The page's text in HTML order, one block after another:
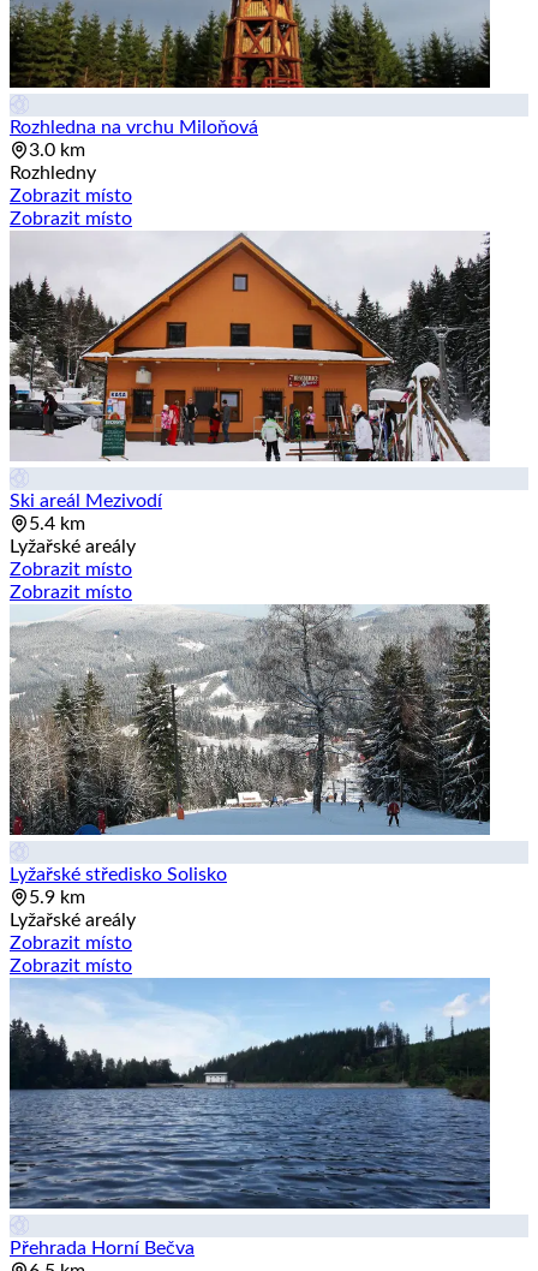
Rozhledna na vrchu Miloňová
3.0 km
Rozhledny
Zobrazit místo
Zobrazit místo
Ski areál Mezivodí
5.4 km
Lyžařské areály
Zobrazit místo
Zobrazit místo
Lyžařské středisko Solisko
5.9 km
Lyžařské areály
Zobrazit místo
Zobrazit místo
Přehrada Horní Bečva